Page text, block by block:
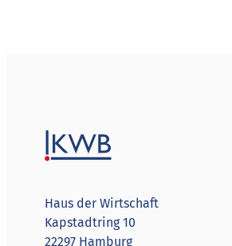
Haus der Wirtschaft
Kapstadtring 10
22297 Hamburg